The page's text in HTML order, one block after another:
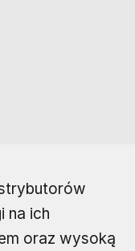
na ich
oraz wysoką